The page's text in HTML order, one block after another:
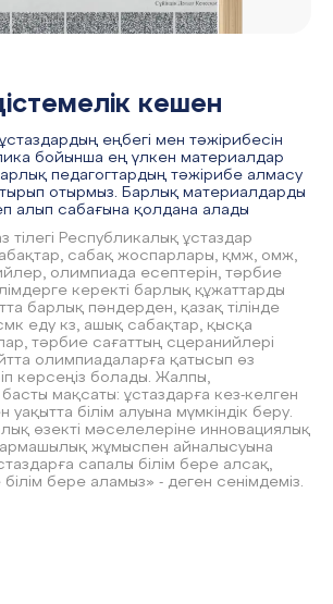
кешен
ұстаздардың еңбегі мен тәжірибесін
бойынша ең үлкен материалдар
педагогтардың тәжірибе алмасу
отырмыз. Барлық материалдарды
алып сабағына қолдана алады
тілегі Республикалық ұстаздар
сабақ жоспарлары, қмж, омж,
олимпиада есептерін, тәрбие
керекті барлық құжаттарды
барлық пәндерден, қазақ тілінде
еду кз, ашық сабақтар, қысқа
тәрбие сағаттың сцеранийлері
олимпиадаларға қатысып өз
көрсеңіз болады. Жалпы,
мақсаты: ұстаздарға кез-келген
білім алуына мүмкіндік беру.
өзекті мәселелеріне инновациялық
жұмыспен айналысуына
сапалы білім бере алсақ,
білім бере аламыз» - деген сенімдеміз.